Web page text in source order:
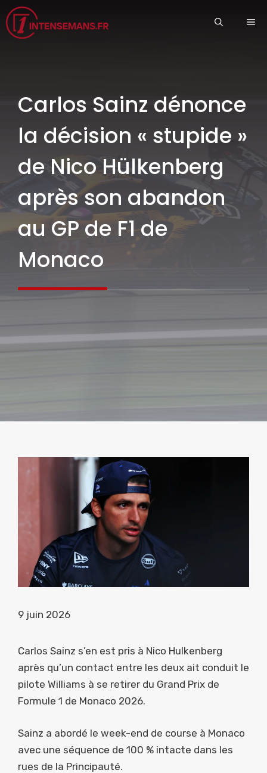
Aller
au
contenu
Carlos Sainz dénonce
la décision « stupide »
de Nico Hülkenberg
après son abandon
au GP de F1 de
Monaco
9 juin 2026
Carlos Sainz s’en est pris à Nico Hulkenberg
après qu’un contact entre les deux ait conduit le
pilote Williams à se retirer du Grand Prix de
Formule 1 de Monaco 2026.
Sainz a abordé le week-end de course à Monaco
avec une séquence de 100 % intacte dans les
rues de la Principauté.